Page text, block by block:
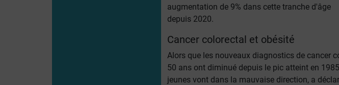
augmentation de 9% dans cette tranche d'âge
depuis 2020.
Cancer colorectal et obésité
Alors que les nouveaux diagnostics de cancer
50 ans ont diminué depuis le pic atteint en
jeunes vont dans la mauvaise direction, a